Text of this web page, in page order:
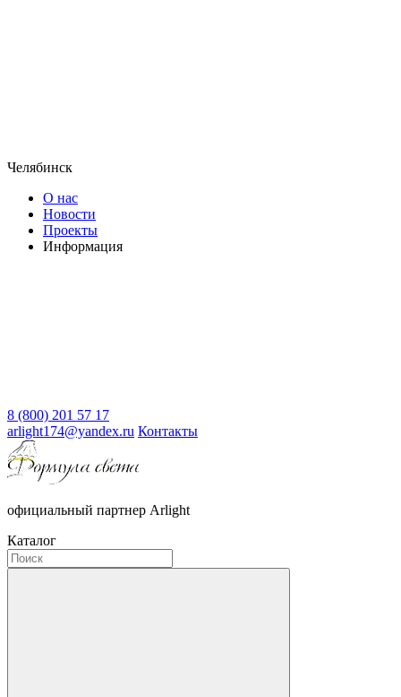
Челябинск
О нас
Новости
Проекты
Информация
8 (800) 201 57 17
arlight174@yandex.ru Контакты
официальный партнер Arlight
Каталог